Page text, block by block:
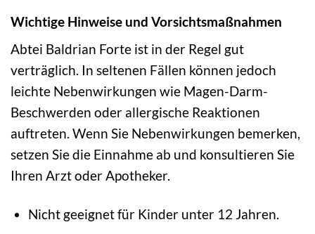
Wichtige Hinweise und Vorsichtsmaßnahmen
Abtei Baldrian Forte ist in der Regel gut
verträglich. In seltenen Fällen können jedoch
leichte Nebenwirkungen wie Magen-Darm-
Beschwerden oder allergische Reaktionen
auftreten. Wenn Sie Nebenwirkungen bemerken,
setzen Sie die Einnahme ab und konsultieren Sie
Ihren Arzt oder Apotheker.
Nicht geeignet für Kinder unter 12 Jahren.